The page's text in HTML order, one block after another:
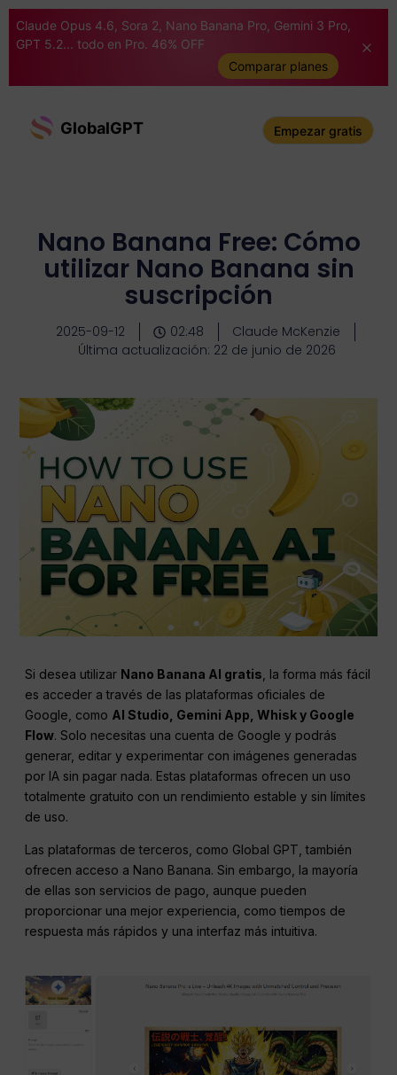
Claude Opus 4.6, Sora 2, Nano Banana Pro, Gemini 3 Pro,
GPT 5.2... todo en Pro. 46% OFF
Comparar planes
GlobalGPT Empezar gratis
Nano Banana Free: Cómo
utilizar Nano Banana sin
suscripción
2025-09-12 02:48
Claude McKenzie
Última actualización: 22 de junio de 2026
Si desea utilizar Nano Banana AI gratis , la forma más fácil
es acceder a través de las plataformas oficiales de
Google, como AI Studio, Gemini App, Whisk y Google
Flow. Solo necesitas una cuenta de Google y podrás
generar, editar y experimentar con imágenes generadas
por IA sin pagar nada. Estas plataformas ofrecen un uso
totalmente gratuito con un rendimiento estable y sin límites
de uso.
Las plataformas de terceros, como Global GPT, también
ofrecen acceso a Nano Banana. Sin embargo, la mayoría
de ellas son servicios de pago, aunque pueden
proporcionar una mejor experiencia, como tiempos de
respuesta más rápidos y una interfaz más intuitiva.